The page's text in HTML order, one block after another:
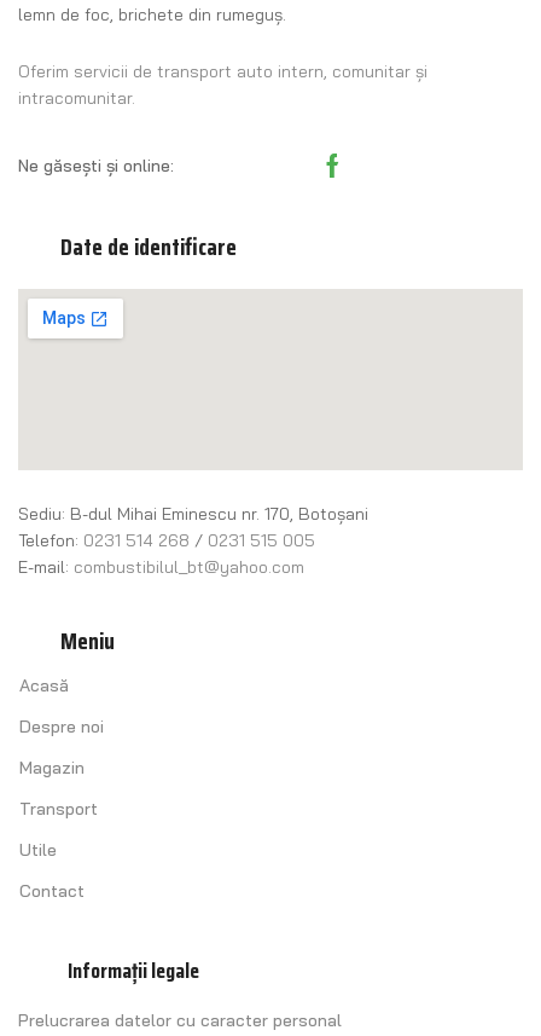
lemn de foc, brichete din rumeguş.
Oferim servicii de transport auto intern, comunitar și
intracomunitar.
Ne găsești și online:
Date de identificare
Sediu: B-dul Mihai Eminescu nr. 170, Botoșani
Telefon: 0231 514 268 / 0231 515 005
E-mail: combustibilul_bt@yahoo.com
Meniu
Acasă
Despre noi
Magazin
Transport
Utile
Contact
Informații legale
Prelucrarea datelor cu caracter personal